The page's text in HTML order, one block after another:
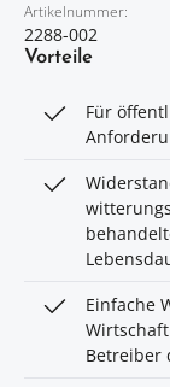
Artikelnummer:
2288-002
Vorteile
Für
Einfache
Betreiber